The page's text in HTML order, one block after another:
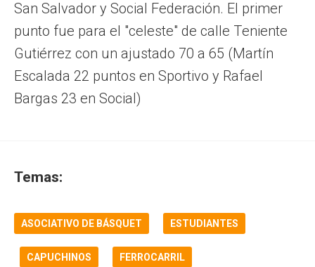
San Salvador y Social Federación. El primer
punto fue para el "celeste" de calle Teniente
Gutiérrez con un ajustado 70 a 65 (Martín
Escalada 22 puntos en Sportivo y Rafael
Bargas 23 en Social)
Temas:
ASOCIATIVO DE BÁSQUET ESTUDIANTES
CAPUCHINOS FERROCARRIL